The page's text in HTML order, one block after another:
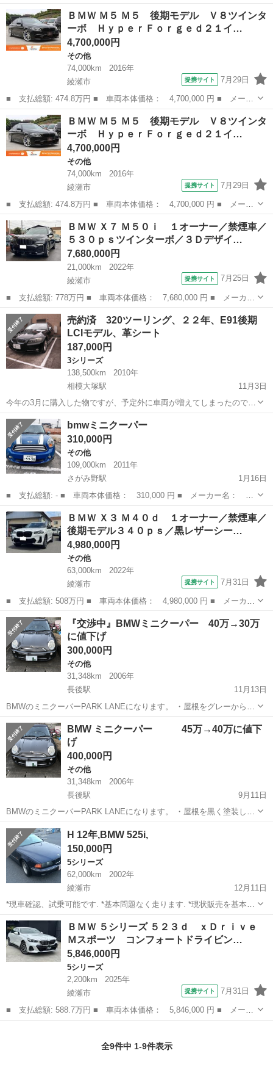
ー名： ＢＭＷ ■ 車種名： ５シリーズ ■ グレード名： ５２３
ｄ ｘＤｒｉｖｅ Ｍスポーツ コンフォートドライビングＰＫＧ
１４．９...
綾瀬市
ＢＭＷ Ｍ５ Ｍ５ 後期モデル Ｖ８ツインタ
ーボ ＨｙｐｅｒＦｏｒｇｅｄ２１イ…
4,700,000円
その他
74,000km
2016年
綾瀬市
提携サイト 7月29日
■ 支払総額: 474.8万円 ■ 車両本体価格： 4,700,000 円 ■ メーカ
ー名： ＢＭＷ ■ 車種名： Ｍ５ ■ グレード名： Ｍ５ 後期モ
デル Ｖ８ツインターボ ＨｙｐｅｒＦｏｒｇｅｄ２１インチＡＷ
シルバー...
綾瀬市
ＢＭＷ Ｍ５ Ｍ５ 後期モデル Ｖ８ツインタ
ーボ ＨｙｐｅｒＦｏｒｇｅｄ２１イ…
4,700,000円
その他
74,000km
2016年
綾瀬市
提携サイト 7月29日
■ 支払総額: 474.8万円 ■ 車両本体価格： 4,700,000 円 ■ メーカ
ー名： ＢＭＷ ■ 車種名： Ｍ５ ■ グレード名： Ｍ５ 後期モ
デル Ｖ８ツインターボ ＨｙｐｅｒＦｏｒｇｅｄ２１インチＡＷ
シルバー...
神奈川 綾瀬市
ＢＭＷ Ｘ７ Ｍ５０ｉ １オーナー／禁煙車／
５３０ｐｓツインターボ／３Ｄデザイ…
7,680,000円
21,000km
2022年
綾瀬市
提携サイト 7月25日
■ 支払総額: 778万円 ■ 車両本体価格： 7,680,000 円 ■ メーカー
名： ＢＭＷ ■ 車種名： Ｘ７ ■ グレード名： Ｍ５０ｉ １オ
ーナー／禁煙車／５３０ｐｓツインターボ／３Ｄデザインフロントリ
ップ／ウェ...
神奈川 綾瀬市 BMW
売約済 320ツーリング、２２年、E91後期
LCIモデル、革シート
187,000円
3シリーズ
138,500km
2010年
相模大塚駅
11月3日
今年の3月に購入した物ですが、予定外に車両が増えてしまったので
掲載してみています。 直噴エンジンで燃費が改善された２０１０年発
売モデルの DBA-US20です。 外装はメタリックブラック（ベンツだ
とダイアモンドブ...
神奈川 綾瀬市 相模大塚駅 3シリーズ
bmwミニクーパー
310,000円
その他
109,000km
2011年
さがみ野駅
1月16日
■ 支払総額: - ■ 車両本体価格： 310,000 円 ■ メーカー名：
bmwミニクーパー ■ 車種名： CBA-ZA16 ■ グレード名： クロス
オーバー ■ 排気量： 1600cc ■ ドア枚数： 5D ■ 年...
神奈川 綾瀬市 ミニクーパー
ＢＭＷ Ｘ３ Ｍ４０ｄ １オーナー／禁煙車／
後期モデル３４０ｐｓ／黒レザーシー…
4,980,000円
その他
63,000km
2022年
綾瀬市
提携サイト 7月31日
■ 支払総額: 508万円 ■ 車両本体価格： 4,980,000 円 ■ メーカー
名： ＢＭＷ ■ 車種名： Ｘ３ ■ グレード名： Ｍ４０ｄ １オ
ーナー／禁煙車／後期モデル３４０ｐｓ／黒レザーシート／ベンチレ
ーター／ヒ...
神奈川 綾瀬市 その他
『交渉中』BMWミニクーパー 40万→30万
に値下げ
300,000円
その他
31,348km
2006年
長後駅
11月13日
BMWのミニクーパーPARK LANEになります。 ・屋根をグレーから黒
に塗装しています。 ・外装も年式からすると綺麗な方かと思います。
（多少の擦り傷はありますが、通常に乗っての擦り傷・大きな損傷や
擦った傷はありません...
神奈川 綾瀬市 その他
BMW ミニクーパー 45万→40万に値下
げ
400,000円
その他
31,348km
2006年
長後駅
9月11日
BMWのミニクーパーPARK LANEになります。 ・屋根を黒く塗装して
ます。 ・外装も綺麗(多少のすりきずはありますが、大きな傷や損傷無
し) ・走行距離が走ってません。(写真にて確認して下さい) ・ナンバー
がついて...
神奈川 綾瀬市 長後駅
H 12年,BMW 525i,
150,000円
5シリーズ
62,000km
2002年
綾瀬市
12月11日
*現車確認、試乗可能です. *基本問題なく走ります. *現状販売を基本と
しておりますので、如何なる理由でもノークレーム、ノーリターンで
御願いします。 *基本的には現車引取りでお願いします. *エンジン、...
神奈川 綾瀬市 ミッション
ＢＭＷ ５シリーズ ５２３ｄ ｘＤｒｉｖｅ
Ｍスポーツ コンフォートドライビン…
5,846,000円
5シリーズ
2,200km
2025年
綾瀬市
提携サイト 7月31日
■ 支払総額: 588.7万円 ■ 車両本体価格： 5,846,000 円 ■ メーカ
ー名： ＢＭＷ ■ 車種名： ５シリーズ ■ グレード名： ５２３
全9件中 1-9件表示